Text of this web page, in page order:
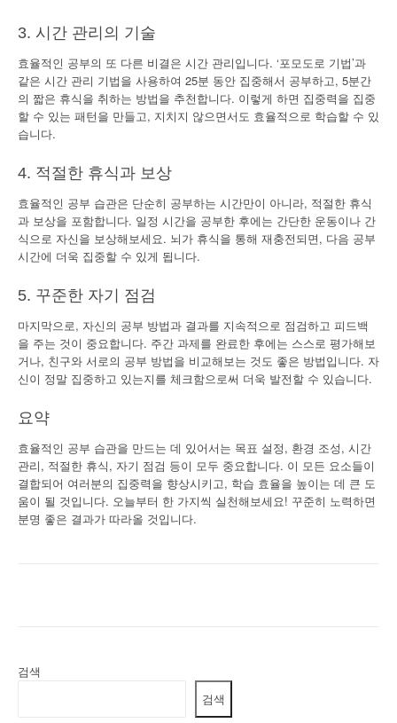
3. 시간 관리의 기술
효율적인 공부의 또 다른 비결은 시간 관리입니다. ‘포모도로 기법’과
같은 시간 관리 기법을 사용하여 25분 동안 집중해서 공부하고, 5분간
의 짧은 휴식을 취하는 방법을 추천합니다. 이렇게 하면 집중력을 집중
할 수 있는 패턴을 만들고, 지치지 않으면서도 효율적으로 학습할 수 있
습니다.
4. 적절한 휴식과 보상
효율적인 공부 습관은 단순히 공부하는 시간만이 아니라, 적절한 휴식
과 보상을 포함합니다. 일정 시간을 공부한 후에는 간단한 운동이나 간
식으로 자신을 보상해보세요. 뇌가 휴식을 통해 재충전되면, 다음 공부
시간에 더욱 집중할 수 있게 됩니다.
5. 꾸준한 자기 점검
마지막으로, 자신의 공부 방법과 결과를 지속적으로 점검하고 피드백
을 주는 것이 중요합니다. 주간 과제를 완료한 후에는 스스로 평가해보
거나, 친구와 서로의 공부 방법을 비교해보는 것도 좋은 방법입니다. 자
신이 정말 집중하고 있는지를 체크함으로써 더욱 발전할 수 있습니다.
요약
효율적인 공부 습관을 만드는 데 있어서는 목표 설정, 환경 조성, 시간
관리, 적절한 휴식, 자기 점검 등이 모두 중요합니다. 이 모든 요소들이
결합되어 여러분의 집중력을 향상시키고, 학습 효율을 높이는 데 큰 도
움이 될 것입니다. 오늘부터 한 가지씩 실천해보세요! 꾸준히 노력하면
분명 좋은 결과가 따라올 것입니다.
검색
검색